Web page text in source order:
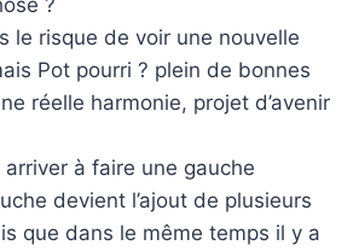
le risque de voir une nouvelle
Pot pourri ? plein de bonnes
réelle harmonie, projet d’avenir
à faire une gauche
devient l’ajout de plusieurs
que dans le même temps il y a